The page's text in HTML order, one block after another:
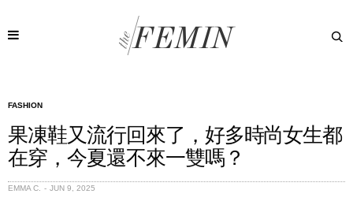
FASHION
果凍鞋又流行回來了，好多時尚女生都
在穿，今夏還不來一雙嗎？
EMMA C. JUN 9, 2025